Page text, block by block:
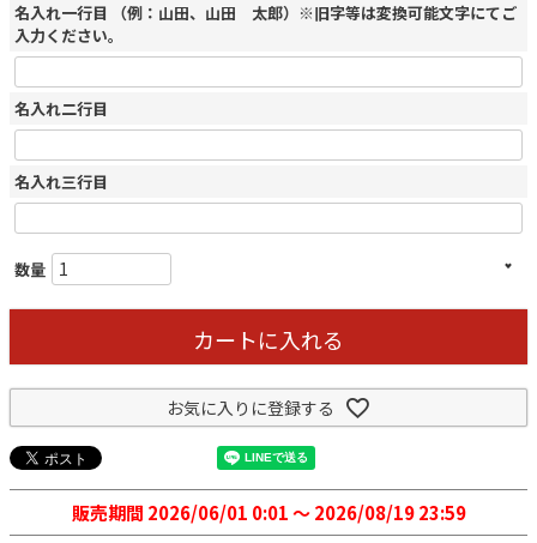
名入れ一行目 （例：山田、山田 太郎）※旧字等は変換可能文字にてご
入力ください。
名入れ二行目
名入れ三行目
カートに入れる
お気に入りに登録する
販売期間 2026/06/01 0:01〜 2026/08/19 23:59